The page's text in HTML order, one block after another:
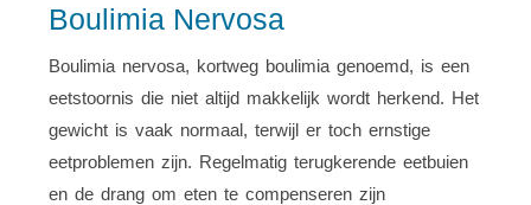
Boulimia Nervosa
Boulimia nervosa, kortweg boulimia genoemd, is een
eetstoornis die niet altijd makkelijk wordt herkend. Het
gewicht is vaak normaal, terwijl er toch ernstige
eetproblemen zijn. Regelmatig terugkerende eetbuien
en de drang om eten te compenseren zijn